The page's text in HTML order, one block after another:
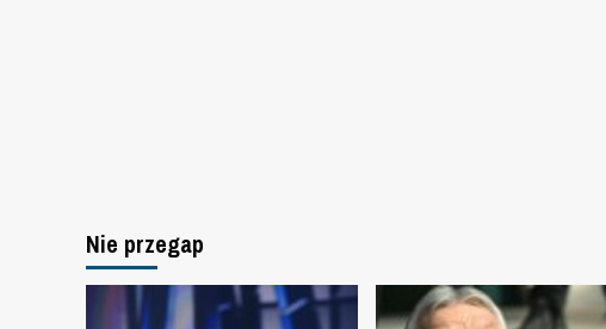
Nie przegap